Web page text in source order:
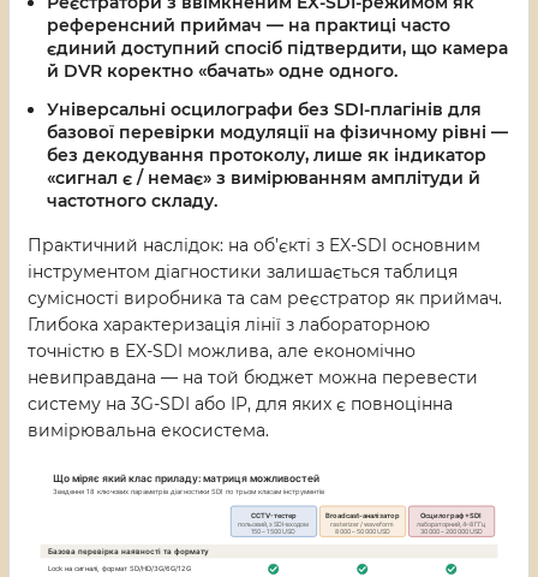
референсний приймач — на практиці часто
єдиний доступний спосіб підтвердити, що камера
й DVR коректно «бачать» одне одного.
Універсальні осцилографи без SDI-плагінів для
базової перевірки модуляції на фізичному рівні —
без декодування протоколу, лише як індикатор
«сигнал є / немає» з вимірюванням амплітуди й
частотного складу.
Практичний наслідок: на об’єкті з EX-SDI основним
інструментом діагностики залишається таблиця
сумісності виробника та сам реєстратор як приймач.
Глибока характеризація лінії з лабораторною
точністю в EX-SDI можлива, але економічно
невиправдана — на той бюджет можна перевести
систему на 3G-SDI або IP, для яких є повноцінна
вимірювальна екосистема.